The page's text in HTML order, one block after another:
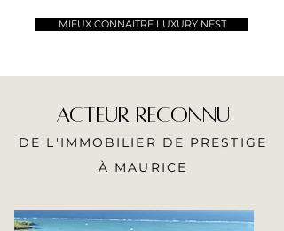
MIEUX CONNAITRE LUXURY NEST
ACTEUR RECONNU
DE L'IMMOBILIER DE PRESTIGE
À MAURICE